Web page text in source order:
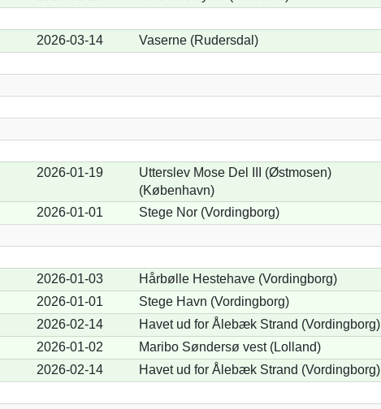
2026-03-14
Vaserne (Rudersdal)
2026-01-19
Utterslev Mose Del III (Østmosen)
(København)
2026-01-01
Stege Nor (Vordingborg)
2026-01-03
Hårbølle Hestehave (Vordingborg)
2026-01-01
Stege Havn (Vordingborg)
2026-02-14
Havet ud for Ålebæk Strand (Vordingborg)
2026-01-02
Maribo Søndersø vest (Lolland)
2026-02-14
Havet ud for Ålebæk Strand (Vordingborg)